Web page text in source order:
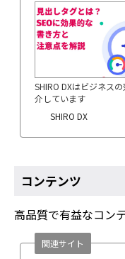
SHIRO DXはビジネス
介しています
SHIRO DX
コンテンツ
高品質で有益なコン
関連サイト